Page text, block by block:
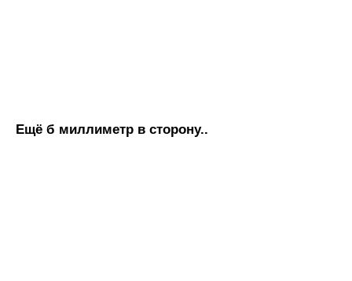
Ещё б миллиметр в сторону..